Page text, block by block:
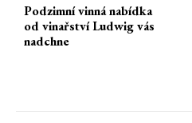
Podzimní vinná nabídka
od vinařství Ludwig vás
nadchne